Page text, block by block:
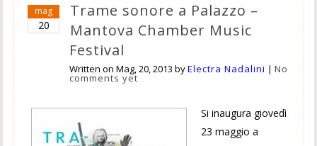
mag
20
Trame sonore a Palazzo –
Mantova Chamber Music
Festival
Written onMag, 20, 2013 byElectra Nadalini |No
comments yet
Si inaugura giovedì
23 maggio a